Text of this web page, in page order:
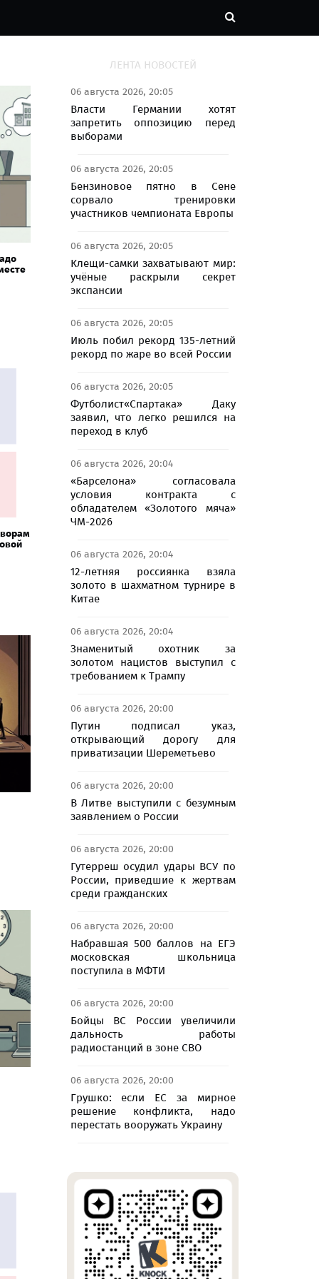
ЛЕНТА НОВОСТЕЙ
06 августа 2026, 20:05
Власти Германии хотят
запретить оппозицию перед
выборами
06 августа 2026, 20:05
Бензиновое пятно в Сене
сорвало тренировки
участников чемпионата Европы
06 августа 2026, 20:05
Клещи-самки захватывают мир:
учёные раскрыли секрет
экспансии
06 августа 2026, 20:05
Июль побил рекорд 135-летний
рекорд по жаре во всей России
06 августа 2026, 20:05
Футболист«Спартака» Даку
заявил, что легко решился на
переход в клуб
06 августа 2026, 20:04
«Барселона» согласовала
условия контракта с
обладателем «Золотого мяча»
ЧМ-2026
06 августа 2026, 20:04
12-летняя россиянка взяла
золото в шахматном турнире в
Китае
06 августа 2026, 20:04
Знаменитый охотник за
золотом нацистов выступил с
требованием к Трампу
06 августа 2026, 20:00
Путин подписал указ,
открывающий дорогу для
приватизации Шереметьево
06 августа 2026, 20:00
В Литве выступили с безумным
заявлением о России
06 августа 2026, 20:00
Гутерреш осудил удары ВСУ по
России, приведшие к жертвам
среди гражданских
06 августа 2026, 20:00
Набравшая 500 баллов на ЕГЭ
московская школьница
поступила в МФТИ
06 августа 2026, 20:00
Бойцы ВС России увеличили
дальность работы
радиостанций в зоне СВО
06 августа 2026, 20:00
Грушко: если ЕС за мирное
решение конфликта, надо
перестать вооружать Украину